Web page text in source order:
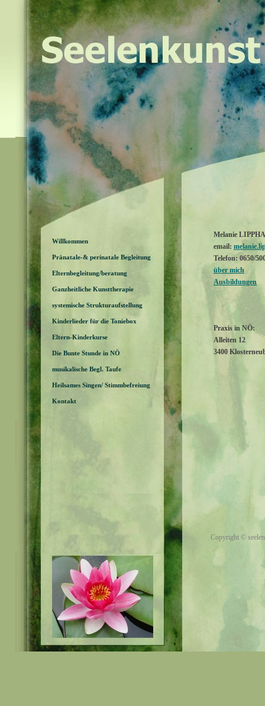
Willkommen
Pränatale-& perinatale Begleitung
Elternbegleitung/beratung
Ganzheitliche Kunsttherapie
systemische Strukturaufstellung
Kinderlieder für die Toniebox
Eltern-Kinderkurse
Die Bunte Stunde in NÖ
musikalische Begl. Taufe
Heilsames Singen/ Stimmbefreiung
Kontakt
Melanie
email:
Telefon: 0650/
über mich
Ausbildungen
Praxis in NÖ:
Alleiten 12
3400
Copyright ©